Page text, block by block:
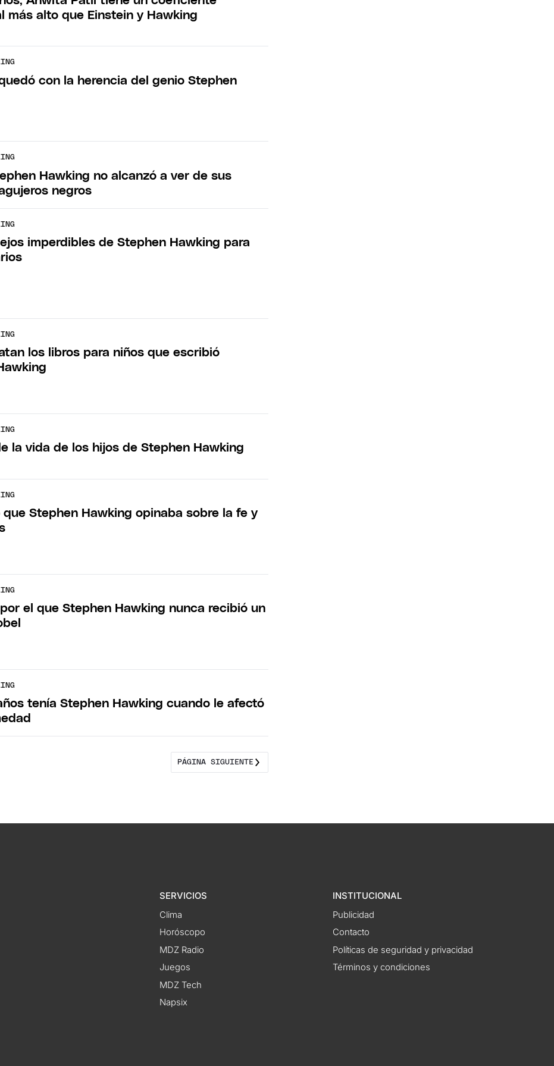
más alto que Einstein y Hawking
con la herencia del genio Stephen
Hawking no alcanzó a ver de sus
negros
imperdibles de Stephen Hawking para
los libros para niños que escribió
la vida de los hijos de Stephen Hawking
que Stephen Hawking opinaba sobre la fe y
el que Stephen Hawking nunca recibió un
tenía Stephen Hawking cuando le afectó
PÁGINA SIGUIENTE
SERVICIOS
Clima
Horóscopo
MDZ Radio
Juegos
MDZ Tech
Napsix
INSTITUCIONAL
Publicidad
Contacto
Políticas de seguridad y privacidad
Términos y condiciones